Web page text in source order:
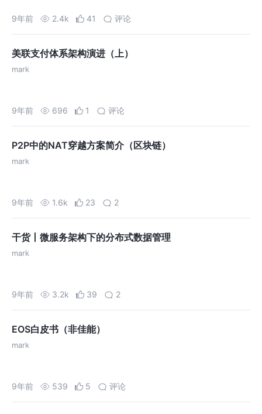
9年前 2.4k 41 评论
美联支付体系架构演进（上）
mark
9年前 696 1 评论
P2P中的NAT穿越方案简介（区块链）
mark
9年前 1.6k 23 2
干货丨微服务架构下的分布式数据管理
mark
9年前 3.2k 39 2
EOS白皮书（非佳能）
mark
9年前 539 5 评论